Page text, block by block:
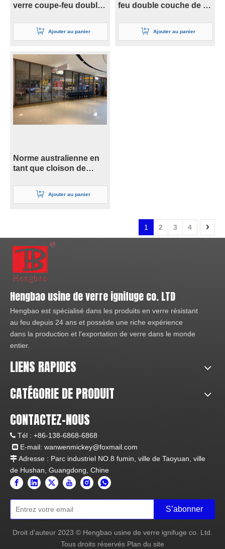
verre coupe-feu double
Ajouter au panier
feu double couche de 41
Ajouter au panier
Norme australienne en
tant que cloison de
Ajouter au panier
1 2 3 4
Hengbao usine de verre ignifuge co. LTD
Hengbao est spécialisé dans les produits en verre résistant
au feu depuis 24 ans et possède une riche expérience
dans la production et l'exportation de verre dans le monde
entier.
LIENS RAPIDES
CATÉGORIE DE PRODUIT
CONTACTEZ-NOUS
 Tél : +86-138-6868-6868
 E-mail: wanwenmickey@foxmail.com
 Adresse : Parc industriel NO.8 fumin, ville de Taoyuan, ville
de Hushan, Guangdong, Chine
S’abonner
Droit d'auteur 2023 © Hengbao usine de verre ignifuge co. Ltd.
Tous droits réservés Plan du site